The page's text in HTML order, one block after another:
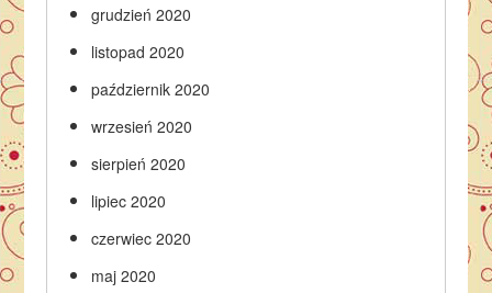
grudzień 2020
listopad 2020
październik 2020
wrzesień 2020
sierpień 2020
lipiec 2020
czerwiec 2020
maj 2020